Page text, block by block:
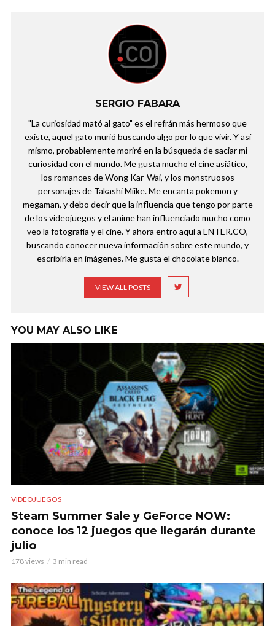
SERGIO FABARA
"La curiosidad mató al gato" es el refrán más hermoso que
existe, aquel gato murió buscando algo por lo que vivir. Y así
mismo, probablemente moriré en la búsqueda de saciar mi
curiosidad con el mundo. Me gusta mucho el cine asiático,
los romances de Wong Kar-Wai, y los monstruosos
personajes de Takashi Miike. Me encanta pokemon y
megaman, y debo decir que la influencia que tengo por parte
de los videojuegos y el anime han influenciado mucho como
veo la fotografía y el cine. Y ahora entro aquí a ENTER.CO,
buscando conocer nueva información sobre este mundo, y
escribirla en imágenes. Me gusta el chocolate blanco.
VIEW ALL POSTS
YOU MAY ALSO LIKE
VIDEOJUEGOS
Steam Summer Sale y GeForce NOW:
conoce los 12 juegos que llegarán durante
julio
178 views 3 min read